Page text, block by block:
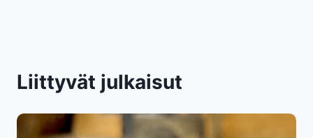
Liittyvät julkaisut